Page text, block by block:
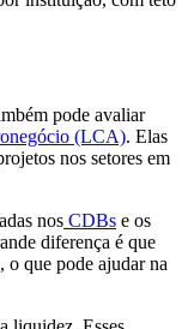
pode avaliar
(LCA). Elas
nos setores em
nos CDBs e os
diferença é que
que pode ajudar na